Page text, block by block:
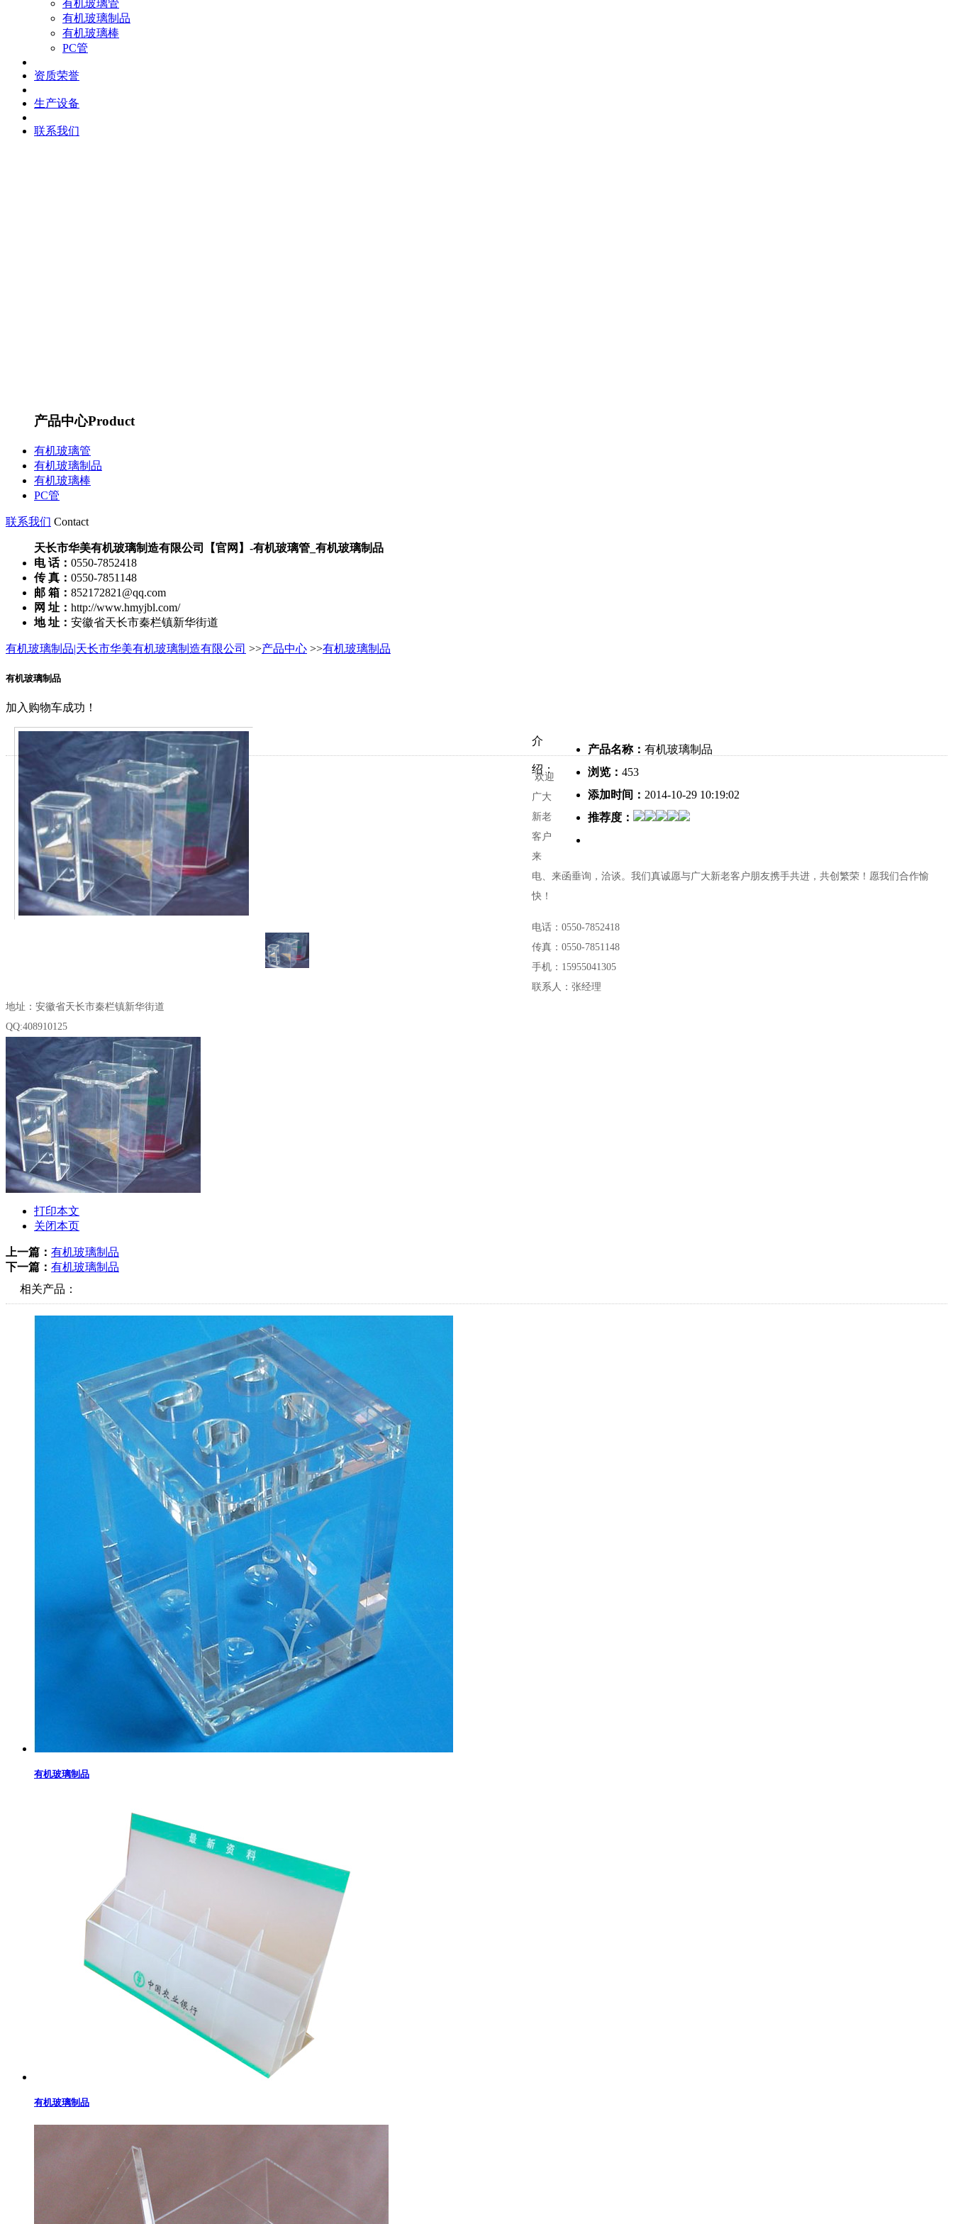
有机玻璃管
有机玻璃制品
有机玻璃棒
PC管
资质荣誉
生产设备
联系我们
产品中心Product
有机玻璃管
有机玻璃制品
有机玻璃棒
PC管
联系我们 Contact
天长市华美有机玻璃制造有限公司【官网】-有机玻璃管_有机玻璃制品
电 话： 0550-7852418
传 真： 0550-7851148
邮 箱： 852172821@qq.com
网 址： http://www.hmyjbl.com/
地 址： 安徽省天长市秦栏镇新华街道
有机玻璃制品|天长市华美有机玻璃制造有限公司 >>产品中心 >>有机玻璃制品
有机玻璃制品
加入购物车成功！
产品名称：有机玻璃制品
浏览：453
添加时间： 2014-10-29 10:19:02
推荐度：
介
绍：
欢迎
广大
新老
客户
来
电、来函垂询，洽谈。我们真诚愿与广大新老客户朋友携手共进，共创繁荣！愿我们合作愉
快！
电话：0550-7852418
传真：0550-7851148
手机：15955041305
联系人：张经理
地址：安徽省天长市秦栏镇新华街道
QQ:408910125
打印本文
关闭本页
上一篇： 有机玻璃制品
下一篇： 有机玻璃制品
相关产品：
有机玻璃制品
有机玻璃制品